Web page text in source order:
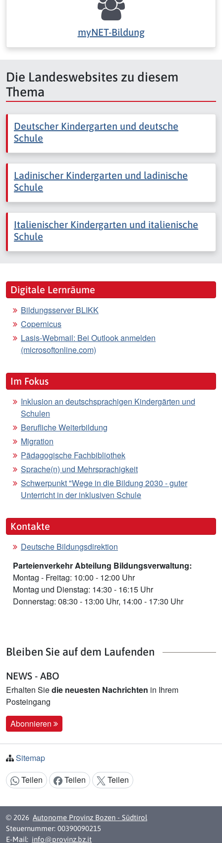
myNET-Bildung
Die Landeswebsites zu diesem
Thema
Deutscher Kindergarten und deutsche
Schule
Ladinischer Kindergarten und ladinische
Schule
Italienischer Kindergarten und italienische
Schule
Digitale Lernräume
Bildungsserver BLIKK
Copernicus
Lasis-Webmail: Bei Outlook anmelden
(microsoftonline.com)
Im Fokus
Inklusion an deutschsprachigen Kindergärten und
Schulen
Berufliche Weiterbildung
Migration
Pädagogische Fachbibliothek
Sprache(n) und Mehrsprachigkeit
Schwerpunkt "Wege in die Bildung 2030 - guter
Unterricht in der inklusiven Schule
Kontakte
Deutsche Bildungsdirektion
Parteienverkehr Abteilung Bildungsverwaltung:
Montag - Freitag: 10:00 - 12:00 Uhr
Montag und Dienstag: 14:30 - 16:15 Uhr
Donnerstag: 08:30 - 13:00 Uhr, 14:00 - 17:30 Uhr
Bleiben Sie auf dem Laufenden
NEWS - ABO
Erhalten Siedie neuesten Nachrichten in Ihrem
Posteingang
Abonnieren
Sitemap
Inhalt teilen:
Teilen Teilen Teilen
© 2026 Autonome Provinz Bozen - Südtirol
Steuernummer: 00390090215
E-Mail: info@provinz.bz.it